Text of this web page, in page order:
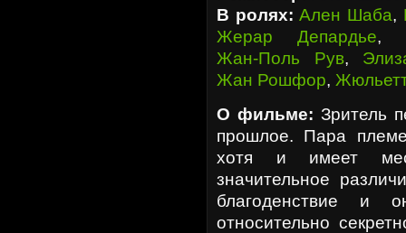
В ролях: Ален Шаба,
Жерар Депардье,
Жан-Поль Рув,
Жан Рошфор,
О фильме: Зритель
прошлое. Пара
хотя и имеет
значительное
благоденствие и
относительно